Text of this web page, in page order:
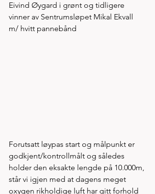
Eivind Øygard i grønt og tidligere
vinner av Sentrumsløpet Mikal Ekvall
m/ hvitt pannebånd
Forutsatt løypas start og målpunkt er
godkjent/kontrollmålt og således
holder den eksakte lengde på 10.000m,
står vi igjen med at dagens meget
oxygen rikholdige luft har gitt forhold